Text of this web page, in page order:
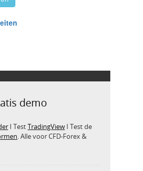
demo
I TestTradingView I Test de
. Alle voor CFD-Forex &